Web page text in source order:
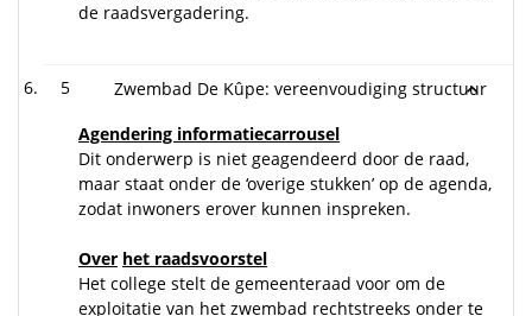
de raadsvergadering.
5
Zwembad De Kûpe: vereenvoudiging structuur
Agendering informatiecarrousel
Dit onderwerp is niet geagendeerd door de raad,
maar staat onder de ‘overige stukken’ op de agenda,
zodat inwoners erover kunnen inspreken.
Over het raadsvoorstel
Het college stelt de gemeenteraad voor om de
exploitatie van het zwembad rechtstreeks onder te